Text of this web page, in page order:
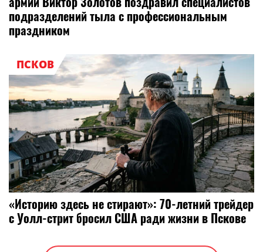
подразделений тыла с профессиональным
праздником
ПСКОВ
«Историю здесь не стирают»: 70-летний трейдер
с Уолл-стрит бросил США ради жизни в Пскове